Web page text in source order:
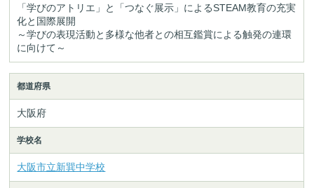
「学びのアトリエ」と「つなぐ展示」によるSTEAM教育の充実
化と国際展開
～学びの表現活動と多様な他者との相互鑑賞による触発の連環
に向けて～
都道府県
大阪府
学校名
大阪市立新巽中学校